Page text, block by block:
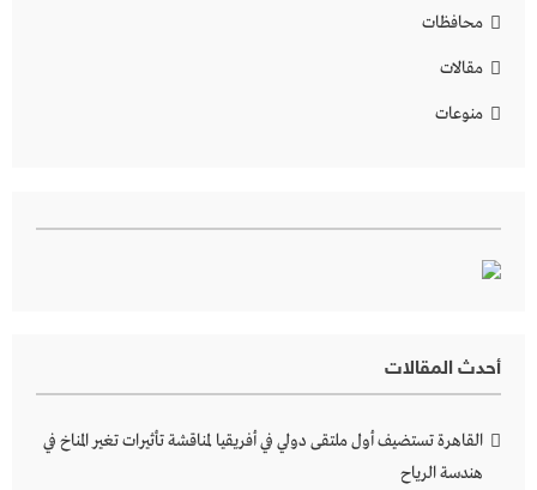
محافظات
مقالات
منوعات
أحدث المقالات
القاهرة تستضيف أول ملتقى دولي في أفريقيا لمناقشة تأثيرات تغير المناخ في
هندسة الرياح